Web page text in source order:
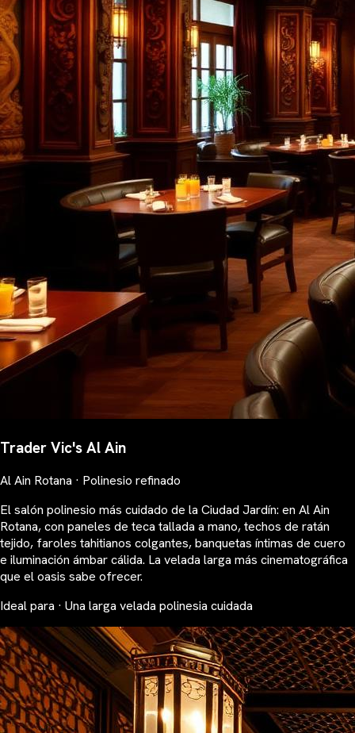
Trader Vic's Al Ain
Al Ain Rotana · Polinesio refinado
El salón polinesio más cuidado de la Ciudad Jardín: en Al Ain
Rotana, con paneles de teca tallada a mano, techos de ratán
tejido, faroles tahitianos colgantes, banquetas íntimas de cuero
e iluminación ámbar cálida. La velada larga más cinematográfica
que el oasis sabe ofrecer.
Ideal para · Una larga velada polinesia cuidada